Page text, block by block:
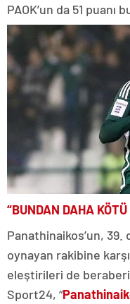
PAOK’un da 51 puanı
“BUNDAN DAHA
Panathinaikos’un,
oynayan rakibine
eleştirileri de
Sport24, “